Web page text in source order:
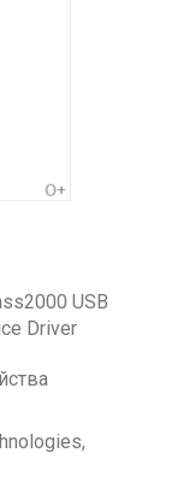
USB
Driver